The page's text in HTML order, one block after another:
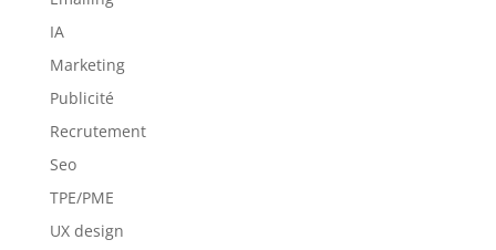
IA
Marketing
Publicité
Recrutement
Seo
TPE/PME
UX design